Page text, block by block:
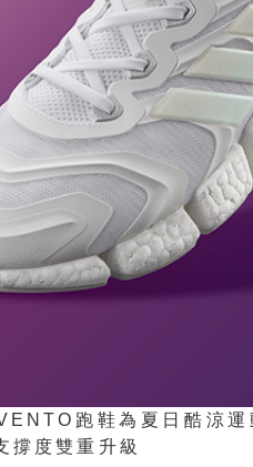
跑鞋為夏日酷涼運
撐度雙重升級